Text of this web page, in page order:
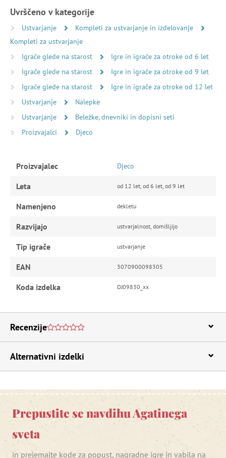
Uvrščeno v kategorije
Ustvarjanje
Kompleti za ustvarjanje in izdelovanje
Kompleti za ustvarjanje
Igrače glede na starost
Igre in igrače za otroke od 6 let
Igrače glede na starost
Igre in igrače za otroke od 9 let
Igrače glede na starost
Igre in igrače za otroke od 12 let
Ustvarjanje
Nalepke
Ustvarjanje
Beležke, dnevniki in dopisni seti
Proizvajalci
Djeco
Proizvajalec Djeco
Leta od 12 let, od 6 let, od 9 let
Namenjeno dekletu
Razvijajo ustvarjalnost, domišljijo
Tip igrače ustvarjanje
EAN 3070900098305
Koda izdelka DJ09830_xx
Recenzije
Alternativni izdelki
Prepustite se navdihu Agatinega
sveta
in prejemajte kode za popust, nagradne igre in vabila na